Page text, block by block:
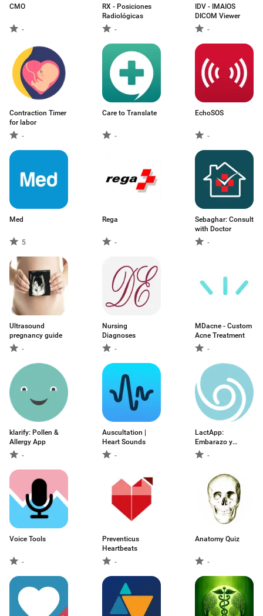
CMO
-
RX - Posiciones
Radiológicas
-
IDV - IMAIOS
DICOM Viewer
-
Contraction Timer
for labor
-
Care to Translate
-
EchoSOS
-
Med
5
Rega
-
Sebaghar: Consult
with Doctor
-
Ultrasound
pregnancy guide
-
Nursing
Diagnoses
-
MDacne - Custom
Acne Treatment
-
klarify: Pollen &
Allergy App
-
Auscultation |
Heart Sounds
-
LactApp:
Embarazo y
Lactancia
-
Voice Tools
-
Preventicus
Heartbeats
-
Anatomy Quiz
-